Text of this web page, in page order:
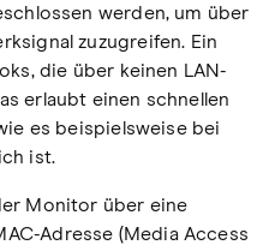
werden, um über
zuzugreifen. Ein
die über keinen LAN-
erlaubt einen schnellen
es beispielsweise bei
ist.
Monitor über eine
Adresse (Media Access